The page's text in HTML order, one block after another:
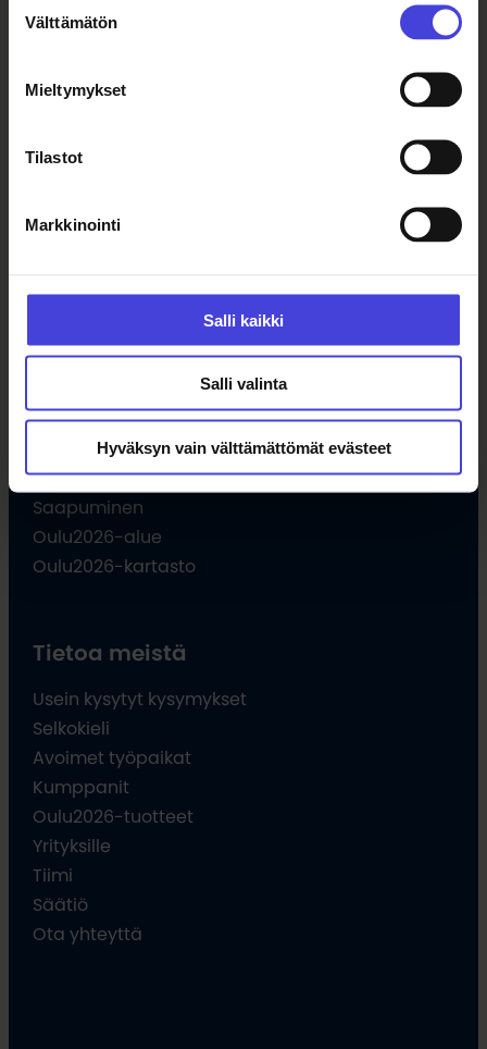
valinta
Välttämätön
Mieltymykset
Tilastot
Markkinointi
Salli kaikki
Salli valinta
Hyväksyn vain välttämättömät evästeet
Ajankohtaista
Uutiset
Tule vapaaehtoiseksi
Hankkeet
Vieraile
Saapuminen
Oulu2026-alue
Oulu2026-kartasto
Tietoa meistä
Usein kysytyt kysymykset
Selkokieli
Avoimet työpaikat
Kumppanit
Oulu2026-tuotteet
Yrityksille
Tiimi
Säätiö
Ota yhteyttä